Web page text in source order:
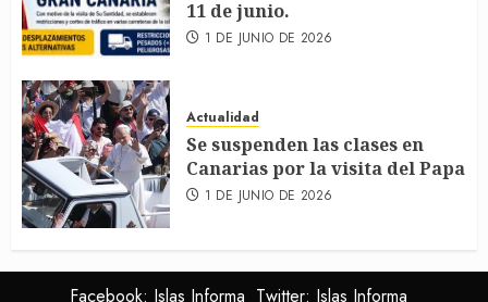
11 de junio.
1 DE JUNIO DE 2026
Actualidad
Se suspenden las clases en
Canarias por la visita del Papa
1 DE JUNIO DE 2026
Facebook: Islas Informa Twitter: Islas Informa